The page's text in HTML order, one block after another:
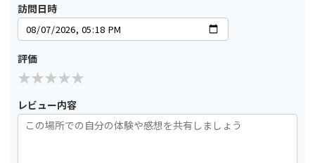
訪問日時
評価
レビュー内容